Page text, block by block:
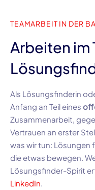
TEAMARBEIT IN DER
Arbeiten im
Als Lösungsfinderin
Anfang an Teil eines
Zusammenarbeit,
Vertrauen an erster
was wir tun: Lösungen
die etwas bewegen.
Lösungsfinder-Spirit
LinkedIn.